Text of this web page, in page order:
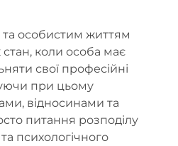
особистим життям
коли особа має
свої професійні
при цьому
відносинами та
питання розподілу
психологічного